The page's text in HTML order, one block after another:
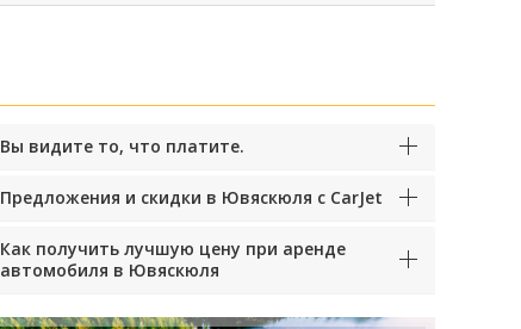
Вы видите то, что платите.
Предложения и скидки в Ювяскюля с CarJet
Как получить лучшую цену при аренде
автомобиля в Ювяскюля